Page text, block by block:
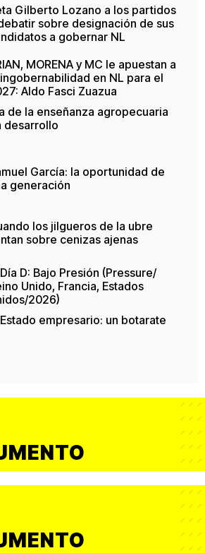
Gilberto Lozano a los partidos
sobre designación de sus
a gobernar NL
MORENA y MC le apuestan a
en NL para el
Aldo Fasci Zuazua
de la enseñanza agropecuaria
desarrollo
García: la oportunidad de
generación
los jilgueros de la ubre
sobre cenizas ajenas
D: Bajo Presión (Pressure/
Unido, Francia, Estados
2026)
empresario: un botarate